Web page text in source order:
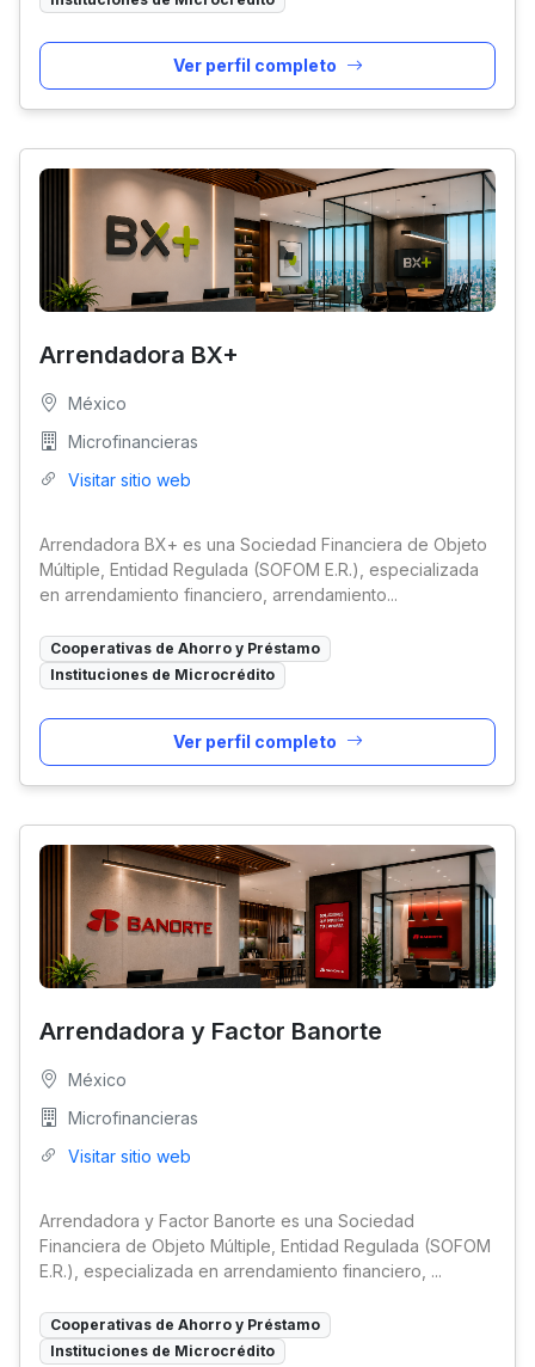
Ver perfil completo
Arrendadora BX+
México
Microfinancieras
Visitar sitio web
Arrendadora BX+ es una Sociedad Financiera de Objeto
Múltiple, Entidad Regulada (SOFOM E.R.), especializada
en arrendamiento financiero, arrendamiento...
Cooperativas de Ahorro y Préstamo
Instituciones de Microcrédito
Ver perfil completo
Arrendadora y Factor Banorte
México
Microfinancieras
Visitar sitio web
Arrendadora y Factor Banorte es una Sociedad
Financiera de Objeto Múltiple, Entidad Regulada (SOFOM
E.R.), especializada en arrendamiento financiero, ...
Cooperativas de Ahorro y Préstamo
Instituciones de Microcrédito